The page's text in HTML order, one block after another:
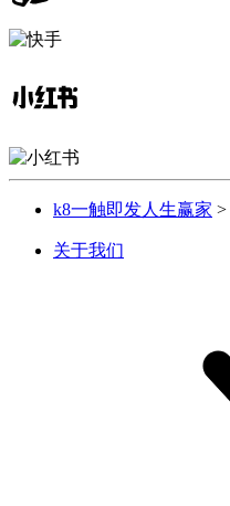
k8一触即发人生赢家 >
关于我们